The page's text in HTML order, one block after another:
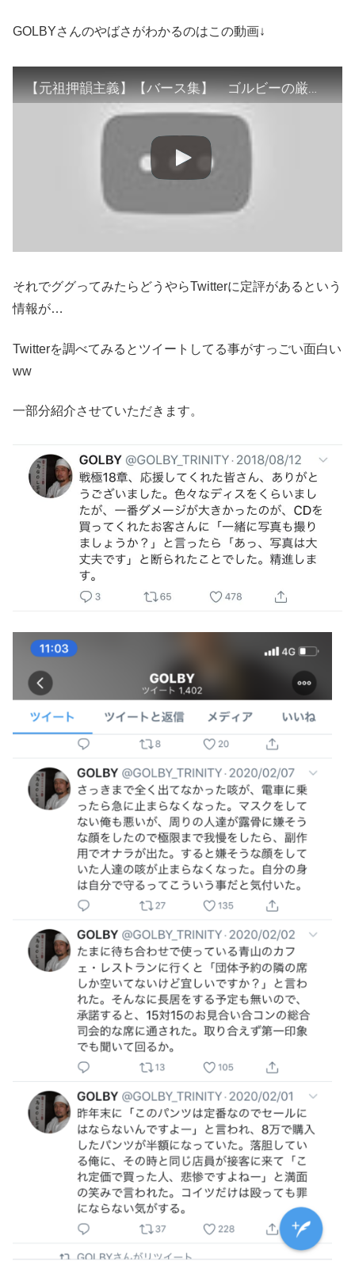
GOLBYさんのやばさがわかるのはこの動画↓
【元祖押韻主義】【バース集】 ゴルビーの厳選バース
それでググってみたらどうやらTwitterに定評があるという
情報が…
Twitterを調べてみるとツイートしてる事がすっごい面白い
ww
一部分紹介させていただきます。